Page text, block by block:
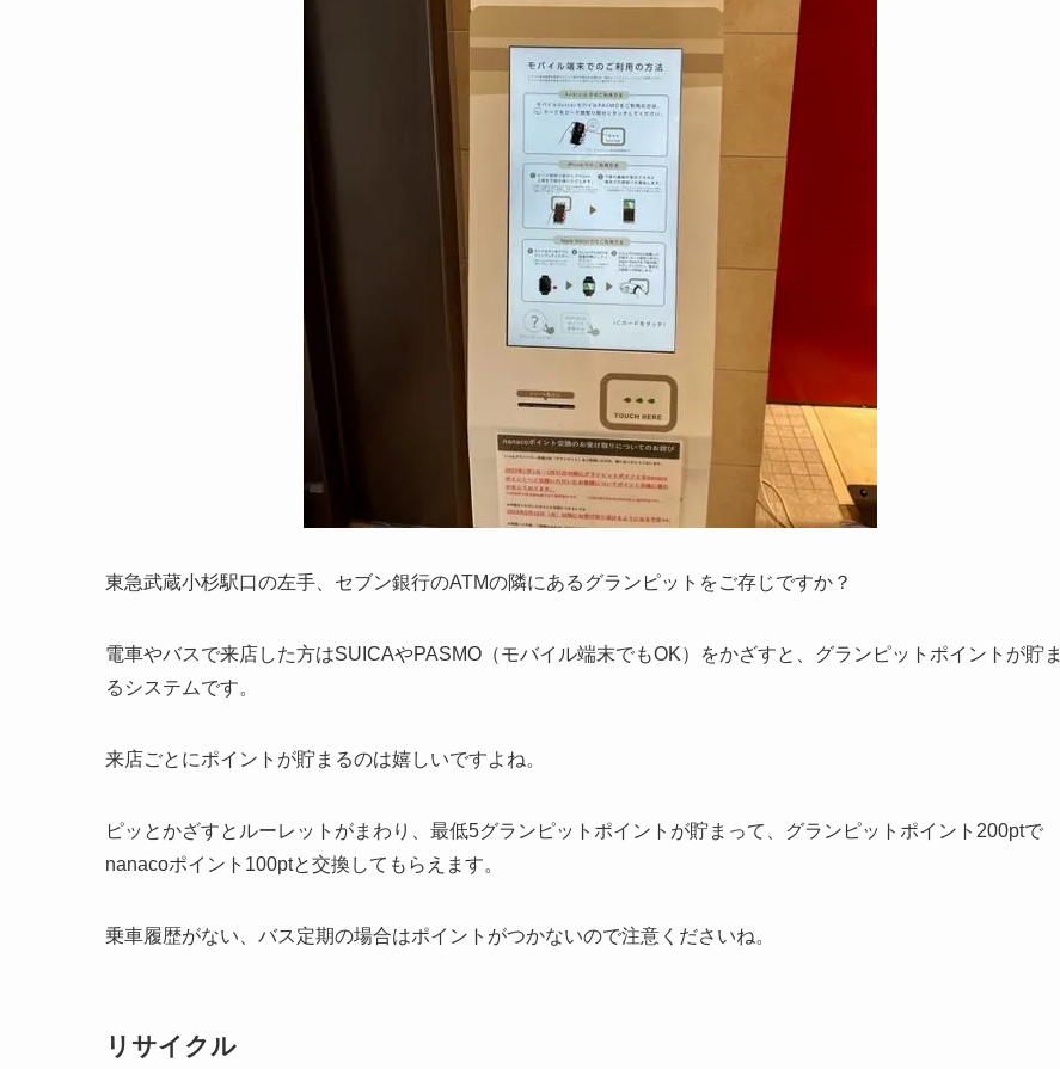
東急武蔵小杉駅口の左手、セブン銀行のATMの隣にあるグランピットをご存じですか？
電車やバスで来店した方はSUICAやPASMO（モバイル端末でもOK）をかざすと、グランピットポイントが貯ま
るシステムです。
来店ごとにポイントが貯まるのは嬉しいですよね。
ピッとかざすとルーレットがまわり、最低5グランピットポイントが貯まって、グランピットポイント200ptで
nanacoポイント100ptと交換してもらえます。
乗車履歴がない、バス定期の場合はポイントがつかないので注意くださいね。
リサイクル